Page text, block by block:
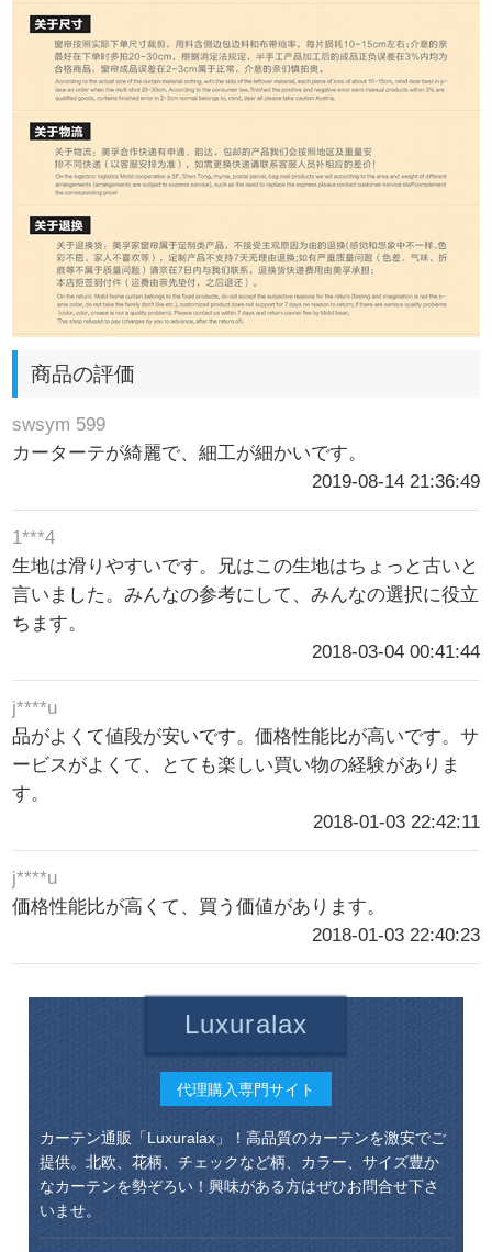
商品の評価
swsym 599
カーターテが綺麗で、細工が細かいです。
2019-08-14 21:36:49
1***4
生地は滑りやすいです。兄はこの生地はちょっと古いと
言いました。みんなの参考にして、みんなの選択に役立
ちます。
2018-03-04 00:41:44
j****u
品がよくて値段が安いです。価格性能比が高いです。サ
ービスがよくて、とても楽しい買い物の経験がありま
す。
2018-01-03 22:42:11
j****u
価格性能比が高くて、買う価値があります。
2018-01-03 22:40:23
Luxuralax
代理購入専門サイト
カーテン通販「Luxuralax」！高品質のカーテンを激安でご
提供。北欧、花柄、チェックなど柄、カラー、サイズ豊か
なカーテンを勢ぞろい！興味がある方はぜひお問合せ下さ
いませ。